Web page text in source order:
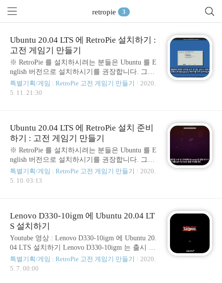
retropie 3
Ubuntu 20.04 LTS 에 RetroPie 설치하기 :
고전 게임기 만들기
※ RetroPie 를 설치하시려는 분들은 Ubuntu 를 E
nglish 버전으로 설치하시기를 권장합니다. 그렇
지 않은 경우 RetroPie 에 포함된 RetroArch 기능
중 RGUI 부분에서 한글 폰트 등과 관련된 이슈
습니다. 이제, RetroPie 설치 과정을 진행해 보도
록 하겠습니다. Basic Install 을 이용해서 바로 설
치할 수도 있지만, 설치시 오류가 발생할 수 있는
부분을 예방하기 위해 의존성(Depends) 패키지를
이의 문제로 설명이 빠졌지만, Ubuntu 20.04 LTS
..
특별기획/게임 : RetroPie 고전 게임기 만들기
2020.
5. 11. 21:30
Ubuntu 20.04 LTS 에 RetroPie 설치 준비
하기 : 고전 게임기 만들기
※ RetroPie 를 설치하시려는 분들은 Ubuntu 를 E
nglish 버전으로 설치하시기를 권장합니다. 그렇
지 않은 경우 RetroPie 에 포함된 RetroArch 기능
중 RGUI 부분에서 한글 폰트 등과 관련된 이슈
행해 보았습니다. 앞으로는 RetroPie 설치 과정
시리즈를 진행해볼 건데요. (Ubuntu 20.04 LTS
가 나온지 얼마 안된 시점에서 Ubuntu 20.04 LTS
에) RetroPie 를 설치하기 위해서는 사전 작업이
길이가 길어지는 것을 최소한으로 하고자 Retro..
특별기획/게임 : RetroPie 고전 게임기 만들기
2020.
5. 10. 03:13
Lenovo D330-10igm 에 Ubuntu 20.04 LT
S 설치하기
Youtube 영상 : Lenovo D330-10igm 에 Ubuntu 20.
04 LTS 설치하기 Lenovo D330-10igm 는 출시 이
후 2020년 05월 기준 30만원 대에 구매할 수 있는
비교적 저렴한 2in1 PC 입니다. 성능이 높은 편은
특별기획/게임 : RetroPie 고전 게임기 만들기
2020.
5. 7. 00:00